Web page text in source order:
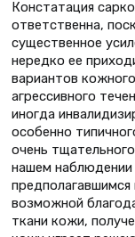
Констатация
ответственна,
существенное
нередко ее
вариантов
агрессивного
иногда
особенно
очень
нашем
возможной
ткани кожи,